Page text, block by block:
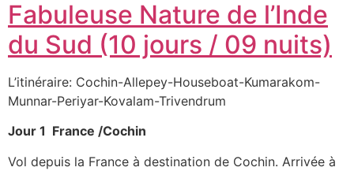
Fabuleuse Nature de l’Inde
du Sud (10 jours / 09 nuits)
L’itinéraire: Cochin-Allepey-Houseboat-Kumarakom-
Munnar-Periyar-Kovalam-Trivendrum
Jour 1 France /Cochin
Vol depuis la France à destination de Cochin. Arrivée à